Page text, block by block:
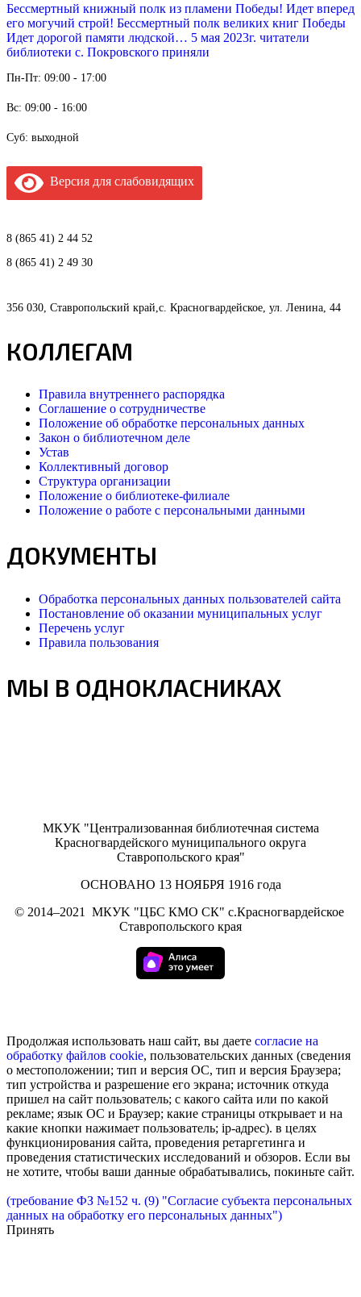
Бессмертный книжный полк из пламени Победы! Идет вперед
его могучий строй! Бессмертный полк великих книг Победы
Идет дорогой памяти людской… 5 мая 2023г. читатели
библиотеки с. Покровского приняли
Пн-Пт: 09:00 - 17:00
Вс: 09:00 - 16:00
Суб: выходной
Версия для слабовидящих
8 (865 41) 2 44 52
8 (865 41) 2 49 30
356 030, Ставропольский край,с. Красногвардейское, ул. Ленина, 44
КОЛЛЕГАМ
Правила внутреннего распорядка
Соглашение о сотрудничестве
Положение об обработке персональных данных
Закон о библиотечном деле
Устав
Коллективный договор
Структура организации
Положение о библиотеке-филиале
Положение о работе с персональными данными
ДОКУМЕНТЫ
Обработка персональных данных пользователей сайта
Постановление об оказании муниципальных услуг
Перечень услуг
Правила пользования
МЫ В ОДНОКЛАСНИКАХ
МКУК "Централизованная библиотечная система
Красногвардейского муниципального округа
Ставропольского края"
ОСНОВАНО 13 НОЯБРЯ 1916 года
© 2014–2021
МКУK "ЦБС КМО СК" с.Красногвардейское
Ставропольского края
Продолжая использовать наш сайт, вы даете согласие на
обработку файлов cookie, пользовательских данных (сведения
о местоположении; тип и версия ОС, тип и версия Браузера;
тип устройства и разрешение его экрана; источник откуда
пришел на сайт пользователь; с какого сайта или по какой
рекламе; язык ОС и Браузер; какие страницы открывает и на
какие кнопки нажимает пользователь; ip-адрес). в целях
функционирования сайта, проведения ретаргетинга и
проведения статистических исследований и обзоров. Если вы
не хотите, чтобы ваши данные обрабатывались, покиньте сайт.
(требование ФЗ №152 ч. (9) "Согласие субъекта персональных
данных на обработку его персональных данных")
Принять